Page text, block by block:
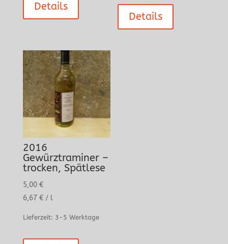
Details
Details
2016
Gewürztraminer –
trocken, Spätlese
5,00 €
6,67 €/ l
Lieferzeit: 3-5 Werktage